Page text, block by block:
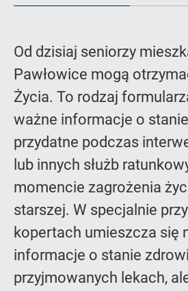
Od dzisiaj seniorzy
Pawłowice mogą
Życia. To rodzaj
ważne informacje o
przydatne podczas
lub innych służb
momencie zagrożenia
starszej. W specjalnie
kopertach umieszcza się
informacje o stanie
przyjmowanych lekach,